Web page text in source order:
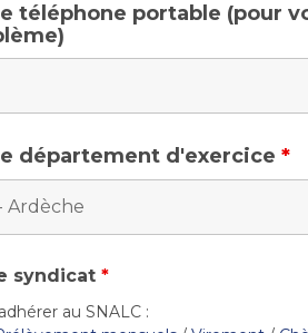
téléphone portable (pour
département d'exercice *
syndicat *
au SNALC :